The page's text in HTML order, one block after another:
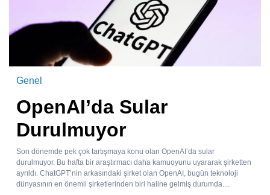
Genel
OpenAI’da Sular
Durulmuyor
Son dönemde pek çok tartışmaya konu olan OpenAI’da sular
durulmuyor. Bu hafta bir araştırmacı daha kamuoyunu uyararak şirketten
ayrıldı. ChatGPT’nin arkasındaki şirket olan OpenAI, bugün teknoloji
dünyasının en önemli şirketlerinden biri haline gelmiş durumda....